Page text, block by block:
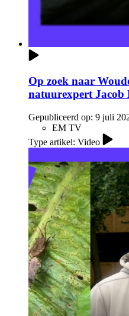
Op zoek naar
natuurexpert Jacob
Gepubliceerd op: 9 juli
EM TV
Type artikel: Video